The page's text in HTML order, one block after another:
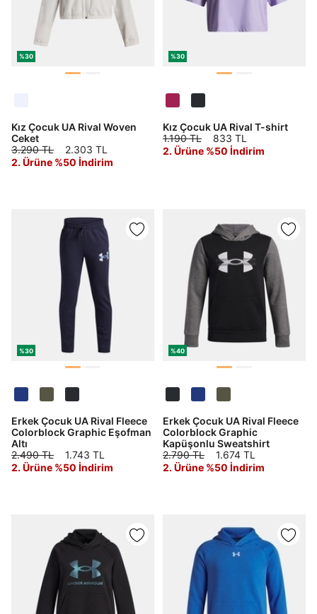
%30
Kız Çocuk UA Rival Woven
Ceket
3.290 TL
2.303 TL
2. Ürüne %50 İndirim
%30
Kız Çocuk UA Rival T-shirt
1.190 TL
833 TL
2. Ürüne %50 İndirim
%30
Erkek Çocuk UA Rival Fleece
Colorblock Graphic Eşofman
Altı
2.490 TL
1.743 TL
2. Ürüne %50 İndirim
%40
Erkek Çocuk UA Rival Fleece
Colorblock Graphic
Kapüşonlu Sweatshirt
2.790 TL
1.674 TL
2. Ürüne %50 İndirim